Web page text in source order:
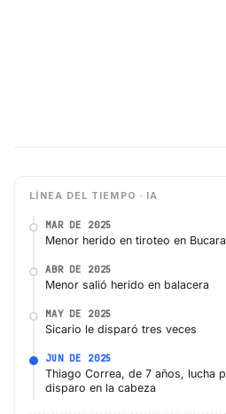
LÍNEA DEL TIEMPO · IA
MAR DE 2025
Menor herido en tiroteo en
ABR DE 2025
Menor salió herido en balacera
MAY DE 2025
Sicario le disparó tres veces
JUN DE 2025
Thiago Correa, de 7 años, lucha
disparo en la cabeza